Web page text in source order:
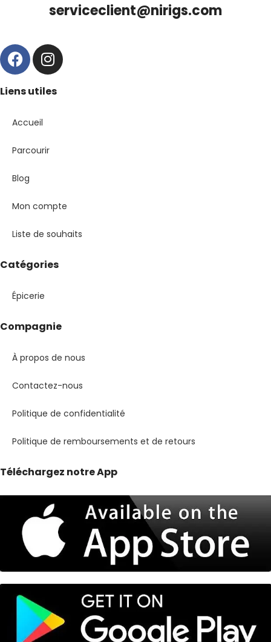
serviceclient@nirigs.com
Liens utiles
Accueil
Parcourir
Blog
Mon compte
Liste de souhaits
Catégories
Épicerie
Compagnie
À propos de nous
Contactez-nous
Politique de confidentialité
Politique de remboursements et de retours
Téléchargez notre App